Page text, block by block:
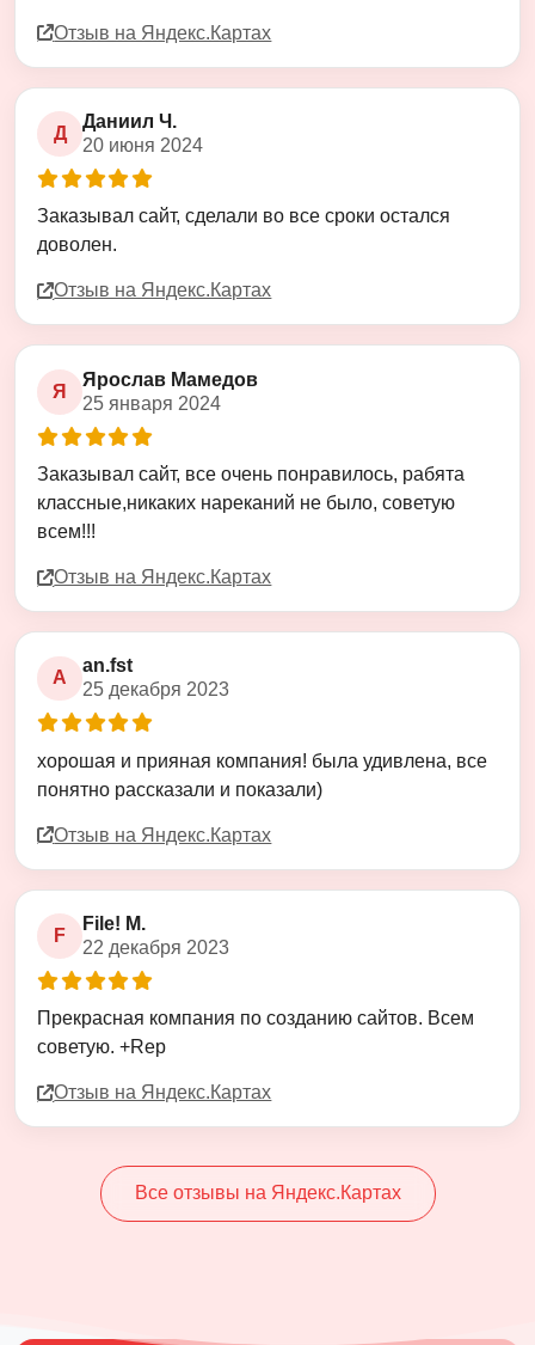
Отзыв на Яндекс.Картах
Д
Даниил Ч.
20 июня 2024
Заказывал сайт, сделали во все сроки остался
доволен.
Отзыв на Яндекс.Картах
Я
Ярослав Мамедов
25 января 2024
Заказывал сайт, все очень понравилось, рабята
классные,никаких нареканий не было, советую
всем!!!
Отзыв на Яндекс.Картах
A
an.fst
25 декабря 2023
хорошая и прияная компания! была удивлена, все
понятно рассказали и показали)
Отзыв на Яндекс.Картах
F
File! M.
22 декабря 2023
Прекрасная компания по созданию сайтов. Всем
советую. +Rep
Отзыв на Яндекс.Картах
Все отзывы на Яндекс.Картах